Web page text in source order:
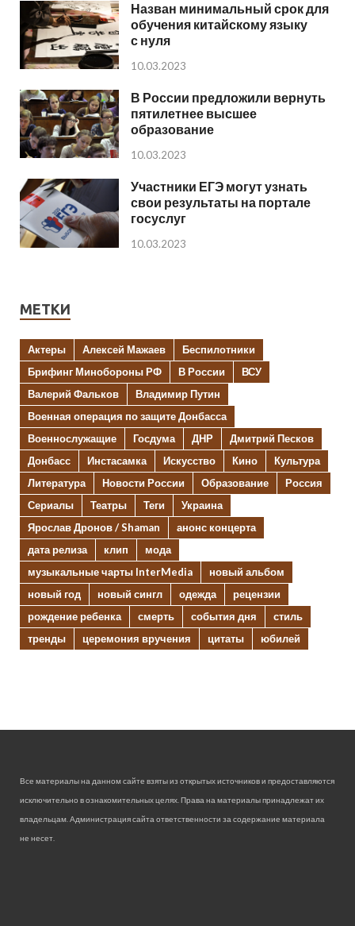
Назван минимальный срок для
обучения китайскому языку
с нуля
10.03.2023
В России предложили вернуть
пятилетнее высшее
образование
10.03.2023
Участники ЕГЭ могут узнать
свои результаты на портале
госуслуг
10.03.2023
МЕТКИ
Актеры Алексей Мажаев
Беспилотники
Брифинг Минобороны РФ
В России
ВСУ
Валерий Фальков
Владимир Путин
Военная операция по защите Донбасса
Военнослужащие
Госдума ДНР
Дмитрий Песков
Донбасс
Инстасамка Искусство Кино
Культура
Литература
Новости России Образование
Россия
Сериалы
Театры Теги
Украина
Ярослав Дронов / Shaman
анонс концерта
дата релиза
клип
мода
музыкальные чарты InterMedia
новый альбом
новый год
новый сингл одежда
рецензии
рождение ребенка
смерть события дня
стиль
тренды
церемония вручения цитаты юбилей
Все материалы на данном сайте взяты из открытых источников и предоставляются
исключительно в ознакомительных целях. Права на материалы принадлежат их
владельцам. Администрация сайта ответственности за содержание материала
не несет.